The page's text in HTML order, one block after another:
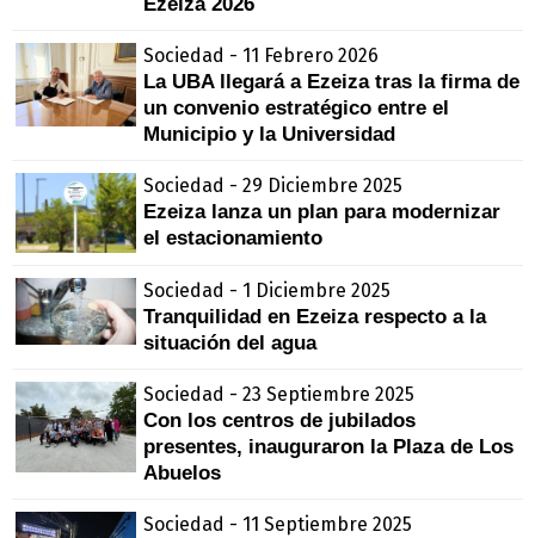
Sociedad - 11 Febrero 2026
La UBA llegará a Ezeiza tras la firma de
un convenio estratégico entre el
Municipio y la Universidad
Sociedad - 29 Diciembre 2025
Ezeiza lanza un plan para modernizar
el estacionamiento
Sociedad - 1 Diciembre 2025
Tranquilidad en Ezeiza respecto a la
situación del agua
Sociedad - 23 Septiembre 2025
Con los centros de jubilados
presentes, inauguraron la Plaza de Los
Abuelos
Sociedad - 11 Septiembre 2025